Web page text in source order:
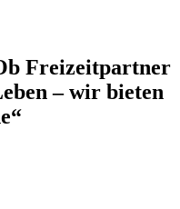
Freizeitpartner
– wir bieten